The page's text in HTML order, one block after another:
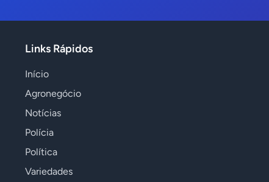
Links Rápidos
Início
Agronegócio
Notícias
Polícia
Política
Variedades